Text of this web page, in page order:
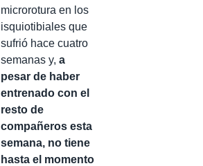
microrotura en los
isquiotibiales que
sufrió hace cuatro
semanas y, a
pesar de haber
entrenado con el
resto de
compañeros esta
semana, no tiene
hasta el momento